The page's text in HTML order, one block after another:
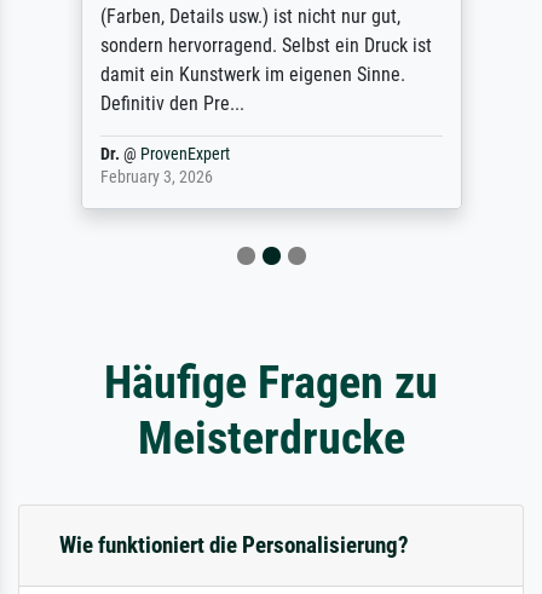
(Farben, Details usw.) ist nicht nur gut,
sondern hervorragend. Selbst ein Druck ist
damit ein Kunstwerk im eigenen Sinne.
Definitiv den Pre...
Dr. @ ProvenExpert
February 3, 2026
Häufige Fragen zu
Meisterdrucke
Wie funktioniert die Personalisierung?